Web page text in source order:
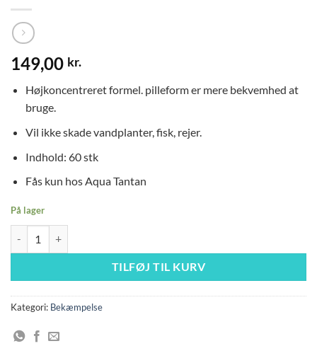
149,00 kr.
Højkoncentreret formel. pilleform er mere bekvemhed at
bruge.
Vil ikke skade vandplanter, fisk, rejer.
Indhold: 60 stk
Fås kun hos Aqua Tantan
På lager
TILFØJ TIL KURV
Kategori: Bekæmpelse